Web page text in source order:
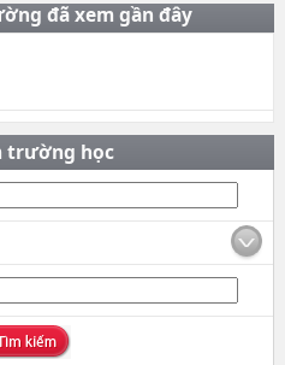
đã xem gần đây
trường học